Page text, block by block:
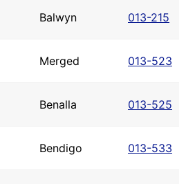
Balwyn 013-215
Merged 013-523
Benalla 013-525
Bendigo 013-533